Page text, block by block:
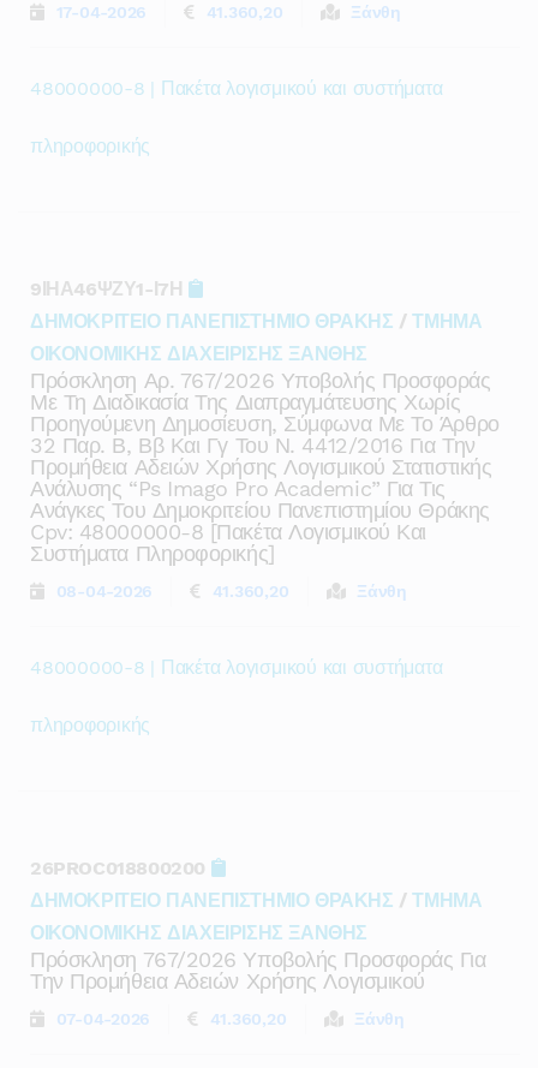
17-04-2026 41.360,20 Ξάνθη
48000000-8 | Πακέτα λογισμικού και συστήματα
πληροφορικής
9ΙΗΑ46ΨΖΥ1-Ι7Η
ΔΗΜΟΚΡΙΤΕΙΟ ΠΑΝΕΠΙΣΤΗΜΙΟ ΘΡΑΚΗΣ /ΤΜΗΜΑ
ΟΙΚΟΝΟΜΙΚΗΣ ΔΙΑΧΕΙΡΙΣΗΣ ΞΑΝΘΗΣ
Πρόσκληση Αρ. 767/2026 Υποβολής Προσφοράς
Με Τη Διαδικασία Της Διαπραγμάτευσης Χωρίς
Προηγούμενη Δημοσίευση, Σύμφωνα Με Το Άρθρο
32 Παρ. Β, Ββ Και Γγ Του Ν. 4412/2016 Για Την
Προμήθεια Αδειών Χρήσης Λογισμικού Στατιστικής
Ανάλυσης “ps Imago Pro Academic” Για Τις
Ανάγκες Του Δημοκριτείου Πανεπιστημίου Θράκης
Cpv: 48000000-8 [πακέτα Λογισμικού Και
Συστήματα Πληροφορικής]
08-04-2026 41.360,20 Ξάνθη
48000000-8 | Πακέτα λογισμικού και συστήματα
πληροφορικής
26PROC018800200
ΔΗΜΟΚΡΙΤΕΙΟ ΠΑΝΕΠΙΣΤΗΜΙΟ ΘΡΑΚΗΣ /ΤΜΗΜΑ
ΟΙΚΟΝΟΜΙΚΗΣ ΔΙΑΧΕΙΡΙΣΗΣ ΞΑΝΘΗΣ
Πρόσκληση 767/2026 Υποβολής Προσφοράς Για
Την Προμήθεια Αδειών Χρήσης Λογισμικού
07-04-2026 41.360,20 Ξάνθη